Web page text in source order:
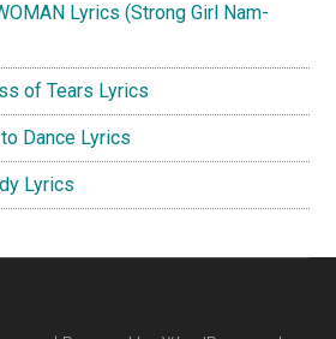
Lyrics (Strong Girl Nam-
of Tears Lyrics
Dance Lyrics
Lyrics